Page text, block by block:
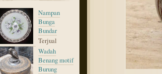
Nampan
Bunga
Bundar
Terjual
Wadah
Benang motif
Burung